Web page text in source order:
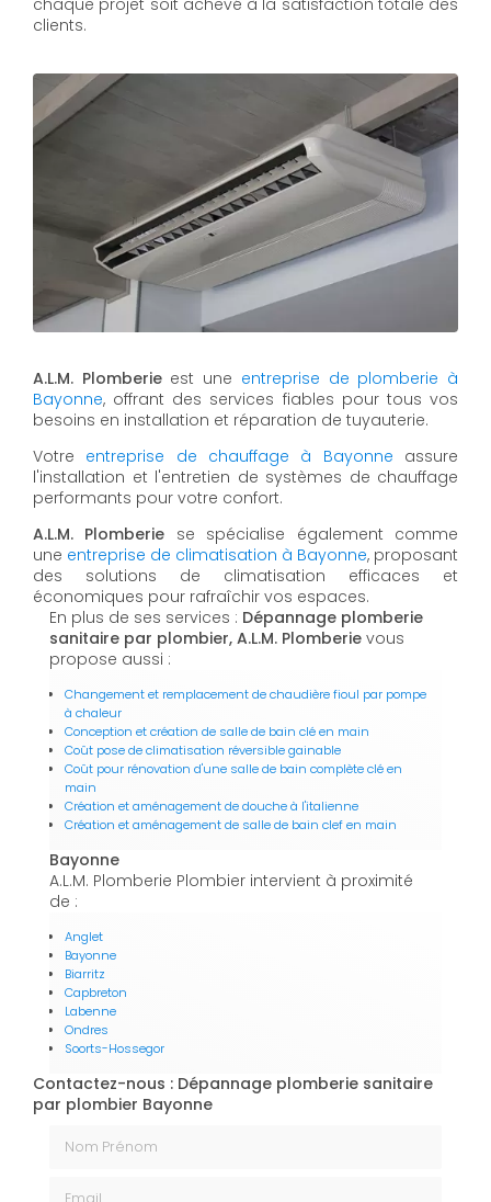
chaque projet soit achevé à la satisfaction totale des
clients.
A.L.M. Plomberieest une entreprise de plomberie à
Bayonne, offrant des services fiables pour tous vos
besoins en installation et réparation de tuyauterie.
Votre entreprise de chauffage à Bayonne assure
l'installation et l'entretien de systèmes de chauffage
performants pour votre confort.
A.L.M. Plomberie se spécialise également comme
une entreprise de climatisation à Bayonne, proposant
des solutions de climatisation efficaces et
économiques pour rafraîchir vos espaces.
En plus de ses services : Dépannage plomberie
sanitaire par plombier, A.L.M. Plomberie vous
propose aussi :
Changement et remplacement de chaudière fioul par pompe
à chaleur
Conception et création de salle de bain clé en main
Coût pose de climatisation réversible gainable
Coût pour rénovation d'une salle de bain complète clé en
main
Création et aménagement de douche à l'italienne
Création et aménagement de salle de bain clef en main
Bayonne
A.L.M. Plomberie Plombier intervient à proximité
de :
Anglet
Bayonne
Biarritz
Capbreton
Labenne
Ondres
Soorts-Hossegor
Contactez-nous : Dépannage plomberie sanitaire
par plombier Bayonne